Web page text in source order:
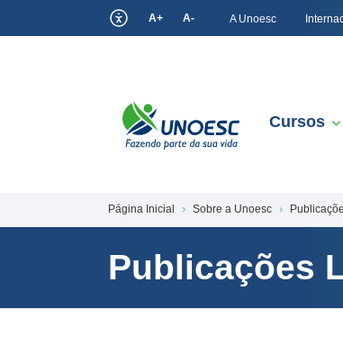
A+ A- A Unoesc
Cursos
Página Inicial Sobre a Unoesc
Publicações